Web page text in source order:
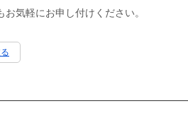
気軽にお申し付けください。